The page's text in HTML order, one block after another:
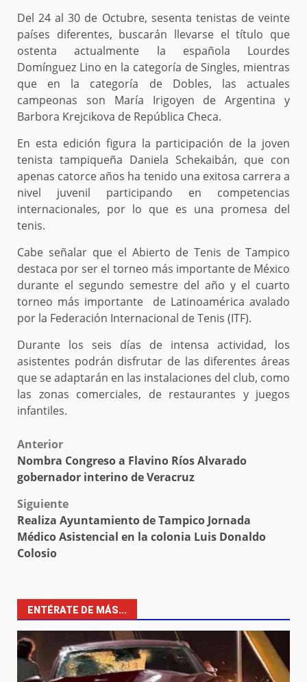
Del 24 al 30 de Octubre, sesenta tenistas de veinte
países diferentes, buscarán llevarse el título que
ostenta actualmente la española Lourdes
Domínguez Lino en la categoría de Singles, mientras
que en la categoría de Dobles, las actuales
campeonas son María Irigoyen de Argentina y
Barbora Krejcikova de República Checa.
En esta edición figura la participación de la joven
tenista tampiqueña Daniela Schekaibán, que con
apenas catorce años ha tenido una exitosa carrera a
nivel juvenil participando en competencias
internacionales, por lo que es una promesa del
tenis.
Cabe señalar que el Abierto de Tenis de Tampico
destaca por ser el torneo más importante de México
durante el segundo semestre del año y el cuarto
torneo más importante de Latinoamérica avalado
por la Federación Internacional de Tenis (ITF).
Durante los seis días de intensa actividad, los
asistentes podrán disfrutar de las diferentes áreas
que se adaptarán en las instalaciones del club, como
las zonas comerciales, de restaurantes y juegos
infantiles.
Post
navigation
Anterior
Nombra Congreso a Flavino Ríos Alvarado
gobernador interino de Veracruz
Siguiente
Realiza Ayuntamiento de Tampico Jornada
Médico Asistencial en la colonia Luis Donaldo
Colosio
ENTÉRATE DE MÁS...